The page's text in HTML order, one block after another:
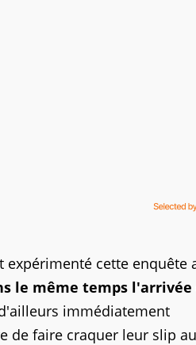
cette enquête
le même temps l'arrivée
immédiatement
de faire craquer leur slip